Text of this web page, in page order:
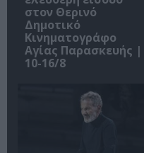
στον Θερινό
Δημοτικό
Κινηματογράφο
Αγίας Παρασκευής |
10-16/8